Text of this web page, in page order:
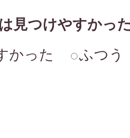
見つけやすかっ
かった
ふつう